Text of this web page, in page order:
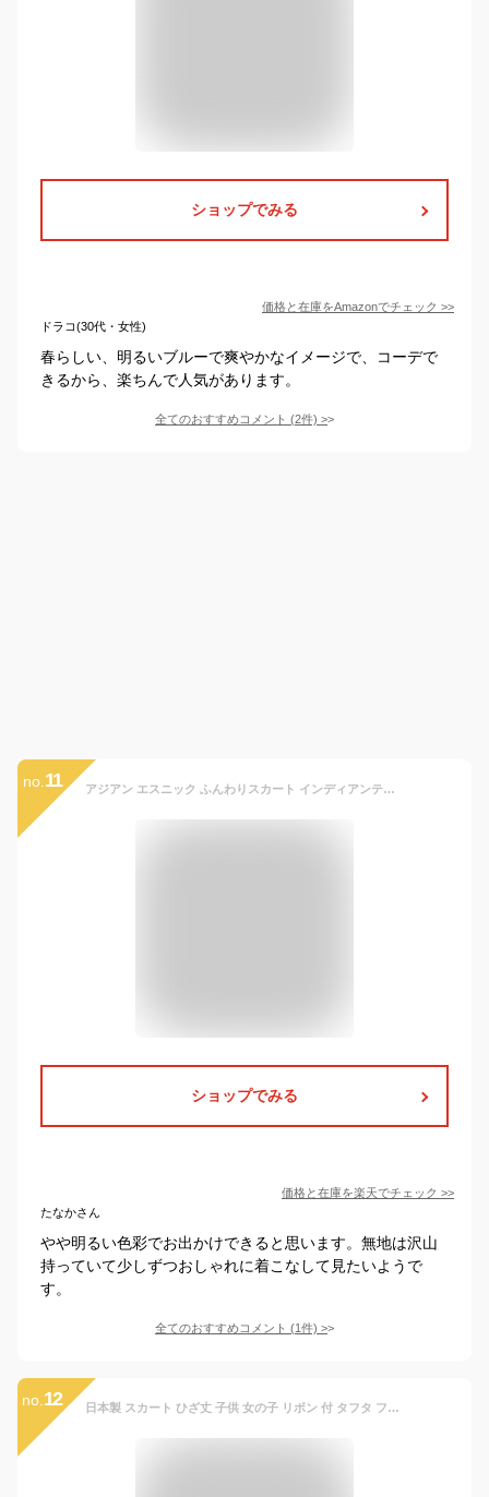
ショップでみる
価格と在庫をAmazonでチェック >>
ドラコ(30代・女性)
春らしい、明るいブルーで爽やかなイメージで、コーデで
きるから、楽ちんで人気があります。
全てのおすすめコメント (2件) >
no. 11 アジアン エスニック ふんわりスカート インディアンティピー フレアスカート ロングスカート ミモレ丈 エスニック アジアン ファッション 春 夏 森ガール インド綿
ショップでみる
価格と在庫を楽天でチェック >>
たなかさん
やや明るい色彩でお出かけできると思います。無地は沢山
持っていて少しずつおしゃれに着こなして見たいようで
す。
全てのおすすめコメント (1件) >
no. 12 日本製 スカート ひざ丈 子供 女の子 リボン 付 タフタ フレアスカート 10色 ウエストゴム ふんわり フェミニン ママとお揃い 発表会 お受験 結婚式 卒園式 卒業式 入学式 入園式 黒 紺 子供服 フォーマル ベビー キッズ ジュニア 春 夏 120cm 【あす楽】